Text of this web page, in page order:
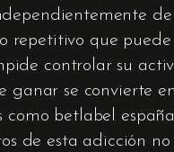
repetitivo que puede
controlar su
ganar se convierte
betlabel
de esta adicción